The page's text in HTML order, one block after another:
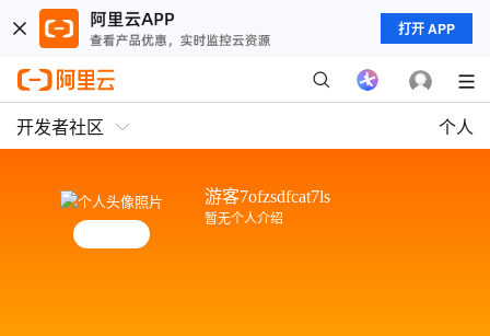
打开 APP
开发者社区 个人
游客7ofzsdfcat7ls
暂无个人介绍